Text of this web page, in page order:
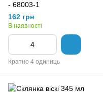
- 68003-1
162 грн
В наявності
Кратно 4 одиниць